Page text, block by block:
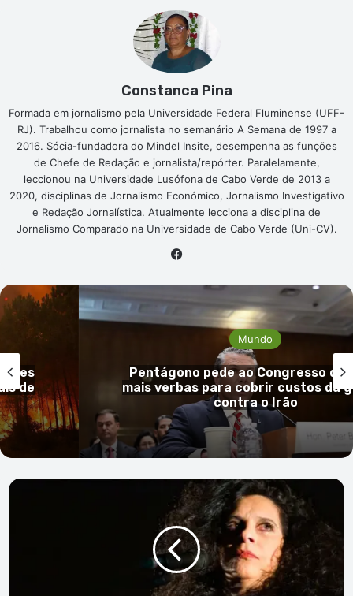
Constanca Pina
Formada em jornalismo pela Universidade Federal Fluminense (UFF-
RJ). Trabalhou como jornalista no semanário A Semana de 1997 a
2016. Sócia-fundadora do Mindel Insite, desempenha as funções
de Chefe de Redação e jornalista/repórter. Paralelamente,
leccionou na Universidade Lusófona de Cabo Verde de 2013 a
2020, disciplinas de Jornalismo Económico, Jornalismo Investigativo
e Redação Jornalística. Atualmente lecciona a disciplina de
Jornalismo Comparado na Universidade de Cabo Verde (Uni-CV).
Mundo
Guiné-Bissau confirma primeiro
mpox e reforça vigilância
Morreu